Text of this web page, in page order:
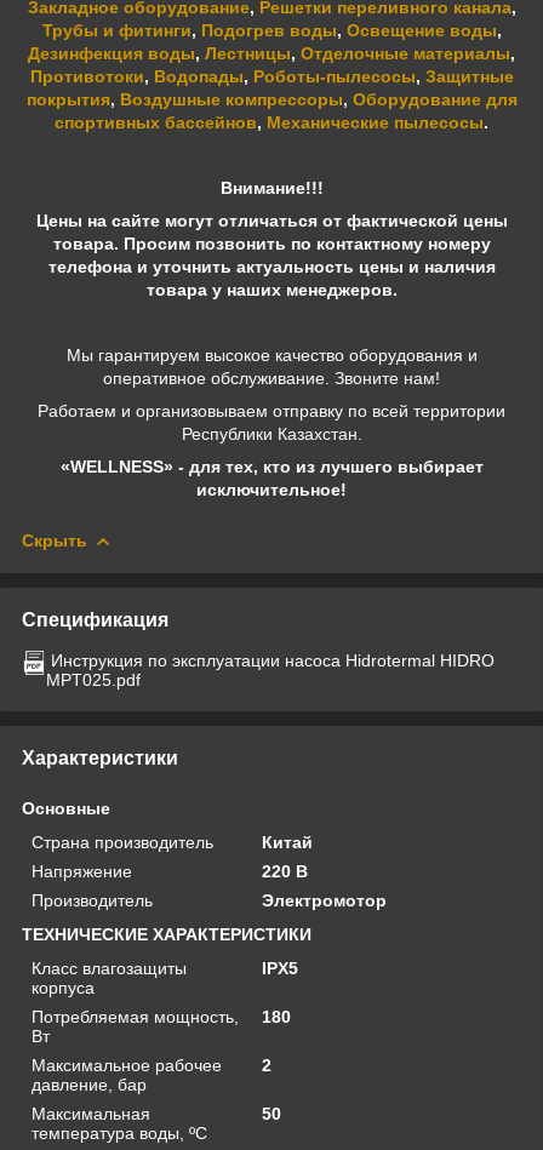
Закладное оборудование, Решетки переливного канала,
Трубы и фитинги, Подогрев воды, Освещение воды,
Дезинфекция воды, Лестницы, Отделочные материалы,
Противотоки, Водопады, Роботы-пылесосы, Защитные
покрытия, Воздушные компрессоры, Оборудование для
спортивных бассейнов, Механические пылесосы.
Внимание!!!
Цены на сайте могут отличаться от фактической цены
товара. Просим позвонить по контактному номеру
телефона и уточнить актуальность цены и наличия
товара у наших менеджеров.
Мы гарантируем высокое качество оборудования и
оперативное обслуживание. Звоните нам!
Работаем и организовываем отправку по всей территории
Республики Казахстан.
«WELLNESS» - для тех, кто из лучшего выбирает
исключительное!
Скрыть
Спецификация
Инструкция по эксплуатации насоса Hidrotermal HIDRO
MPT025.pdf
Характеристики
Основные
Страна производитель
Китай
Напряжение
220 В
Производитель
Электромотор
ТЕХНИЧЕСКИЕ ХАРАКТЕРИСТИКИ
Класс влагозащиты
корпуса
IPX5
Потребляемая мощность,
Вт
180
Максимальное рабочее
давление, бар
2
Максимальная
температура воды, ºС
50